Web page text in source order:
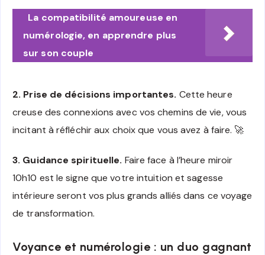
La compatibilité amoureuse en
numérologie, en apprendre plus
sur son couple
2. Prise de décisions importantes. Cette heure
creuse des connexions avec vos chemins de vie, vous
incitant à réfléchir aux choix que vous avez à faire. 🚀
3. Guidance spirituelle. Faire face à l’heure miroir
10h10 est le signe que votre intuition et sagesse
intérieure seront vos plus grands alliés dans ce voyage
de transformation.
Voyance et numérologie : un duo gagnant